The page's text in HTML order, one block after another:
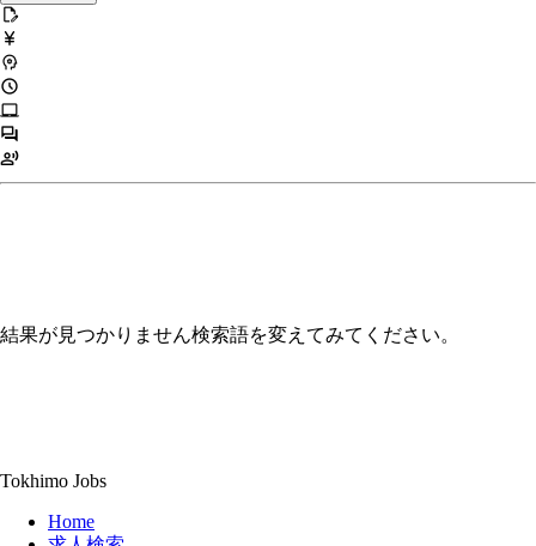
edit_document
currency_yen
psychology
schedule
laptop_mac
forum
record_voice_over
結果が見つかりません検索語を変えてみてください。
Tokhimo Jobs
Home